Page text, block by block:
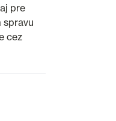
pre
spravu
cez